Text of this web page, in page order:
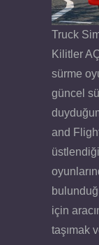
Truck
Kilitler
sürme
güncel
and
için
taşımak